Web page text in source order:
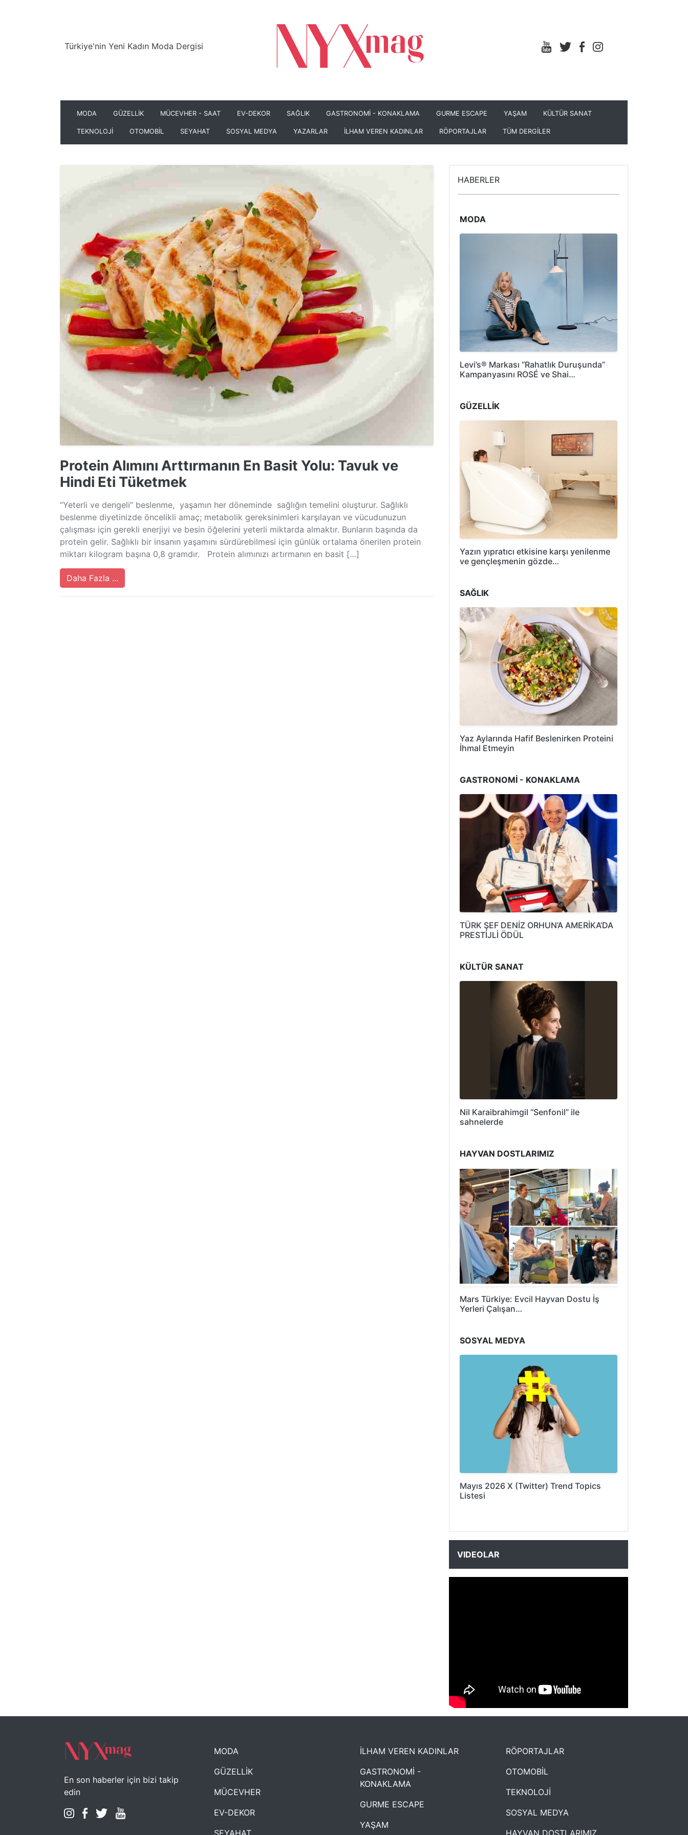
Türkiye'nin Yeni Kadın Moda Dergisi
MODA GÜZELLİK MÜCEVHER - SAAT EV-DEKOR SAĞLIK GASTRONOMİ - KONAKLAMA GURME ESCAPE YAŞAM KÜLTÜR SANAT
TEKNOLOJİ OTOMOBİL SEYAHAT SOSYAL MEDYA YAZARLAR İLHAM VEREN KADINLAR RÖPORTAJLAR TÜM DERGİLER
Protein Alımını Arttırmanın En Basit Yolu: Tavuk ve
Hindi Eti Tüketmek
“Yeterli ve dengeli” beslenme, yaşamın her döneminde sağlığın temelini oluşturur. Sağlıklı
beslenme diyetinizde öncelikli amaç; metabolik gereksinimleri karşılayan ve vücudunuzun
çalışması için gerekli enerjiyi ve besin öğelerini yeterli miktarda almaktır. Bunların başında da
protein gelir. Sağlıklı bir insanın yaşamını sürdürebilmesi için günlük ortalama önerilen protein
miktarı kilogram başına 0,8 gramdır. Protein alımınızı artırmanın en basit […]
Daha Fazla ...
HABERLER
MODA
Levi’s® Markası “Rahatlık Duruşunda”
Kampanyasını ROSÉ ve Shai…
GÜZELLİK
Yazın yıpratıcı etkisine karşı yenilenme
ve gençleşmenin gözde…
SAĞLIK
Yaz Aylarında Hafif Beslenirken Proteini
İhmal Etmeyin
GASTRONOMİ - KONAKLAMA
TÜRK ŞEF DENİZ ORHUN’A AMERİKA’DA
PRESTİJLİ ÖDÜL
KÜLTÜR SANAT
Nil Karaibrahimgil “Senfonil” ile
sahnelerde
HAYVAN DOSTLARIMIZ
Mars Türkiye: Evcil Hayvan Dostu İş
Yerleri Çalışan…
SOSYAL MEDYA
Mayıs 2026 X (Twitter) Trend Topics
Listesi
VIDEOLAR
NYXmag 2. Yaş Kutlama Etkinliği
En son haberler için bizi takip
edin
MODA
GÜZELLİK
MÜCEVHER
EV-DEKOR
SEYAHAT
İLHAM VEREN KADINLAR
GASTRONOMİ -
KONAKLAMA
GURME ESCAPE
YAŞAM
RÖPORTAJLAR
OTOMOBİL
TEKNOLOJİ
SOSYAL MEDYA
HAYVAN DOSTLARIMIZ